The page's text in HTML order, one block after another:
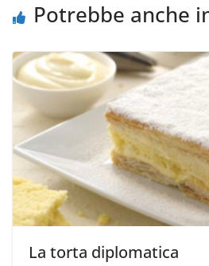
Potrebbe anche
La torta diplomatica